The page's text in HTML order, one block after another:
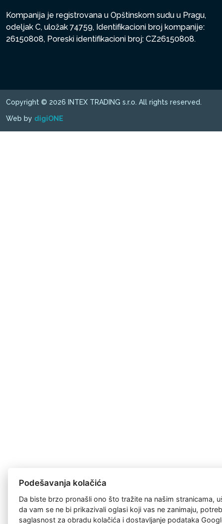
Kompanija je registrovana u Opštinskom sudu u Pragu,
odeljak C, uložak 74759, Identifikacioni broj kompanije:
26150808, Poreski identifikacioni broj: CZ26150808.
Copyright © 2026 INTEX TRADING s.r.o. All rights reserved.
Web by digiONE
Podešavanja kolačića
Da biste brzo pronašli ono što tražite na našim stranicama,
da vam se ne bi prikazivali oglasi koji vas ne zanimaju,
saglasnost zaobradu kolačića i dostavljanje podataka